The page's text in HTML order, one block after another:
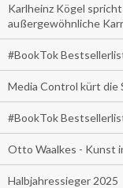
Karlheinz Kögel
außergewöhnliche
#BookTok
Media Control kürt die
#BookTok
Otto Waalkes - Kunst
Halbjahressieger 2025